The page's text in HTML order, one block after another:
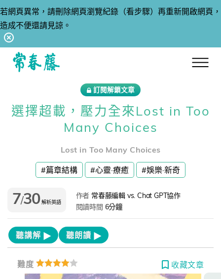
若網頁異常，請刪除網頁瀏覽紀錄（看步驟）再重新開啟網頁，
造成不便還請見諒。
訂閱解鎖文章
選擇超載，壓力全來Lost in Too
Many Choices
Lost in Too Many Choices
#篇章結構 #心靈·療癒 #娛樂·新奇
7/30 解析英語
作者 常春藤編輯 vs. Chat GPT協作
閱讀時間 6分鐘
聽講解 聽朗讀
難度 收藏文章